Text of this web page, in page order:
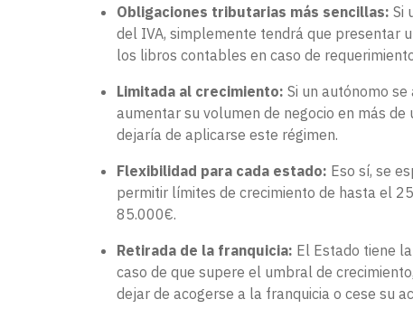
Obligaciones tributarias más sencillas: Si
del IVA, simplemente tendrá que presentar
los libros contables en caso de
Limitada al crecimiento: Si un autónomo
aumentar su volumen de negocio en más
dejaría de aplicarse este régimen.
Flexibilidad para cada estado: Eso sí, se
permitir límites de crecimiento de hasta el
85.000€.
Retirada de la franquicia: El Estado tiene
caso de que supere el umbral de
dejar de acogerse a la franquicia o cese su